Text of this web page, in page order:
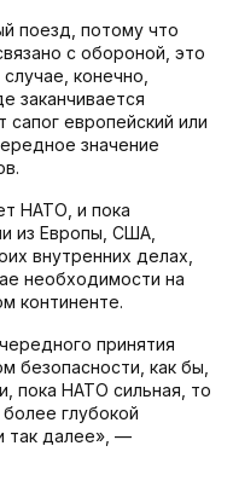
поезд, потому что
с обороной, это
конечно,
заканчивается
сапог европейский или
значение
НАТО, и пока
из Европы, США,
внутренних делах,
необходимости на
континенте.
принятия
безопасности, как бы,
пока НАТО сильная, то
глубокой
так далее», —